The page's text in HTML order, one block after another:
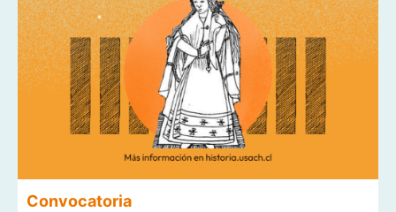
Convocatoria